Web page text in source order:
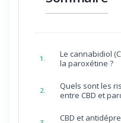
Sommaire
Le cannabidiol
Quels sont les